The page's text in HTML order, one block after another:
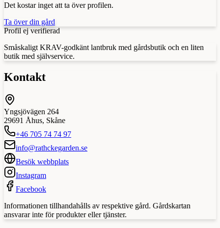
Det kostar inget att ta över profilen.
Ta över din gård
Profil ej verifierad
Småskaligt KRAV-godkänt lantbruk med gårdsbutik och en liten
butik med självservice.
Kontakt
Yngsjövägen 264
29691 Åhus, Skåne
+46 705 74 74 97
info@rathckegarden.se
Besök webbplats
Instagram
Facebook
Informationen tillhandahålls av respektive gård. Gårdskartan
ansvarar inte för produkter eller tjänster.